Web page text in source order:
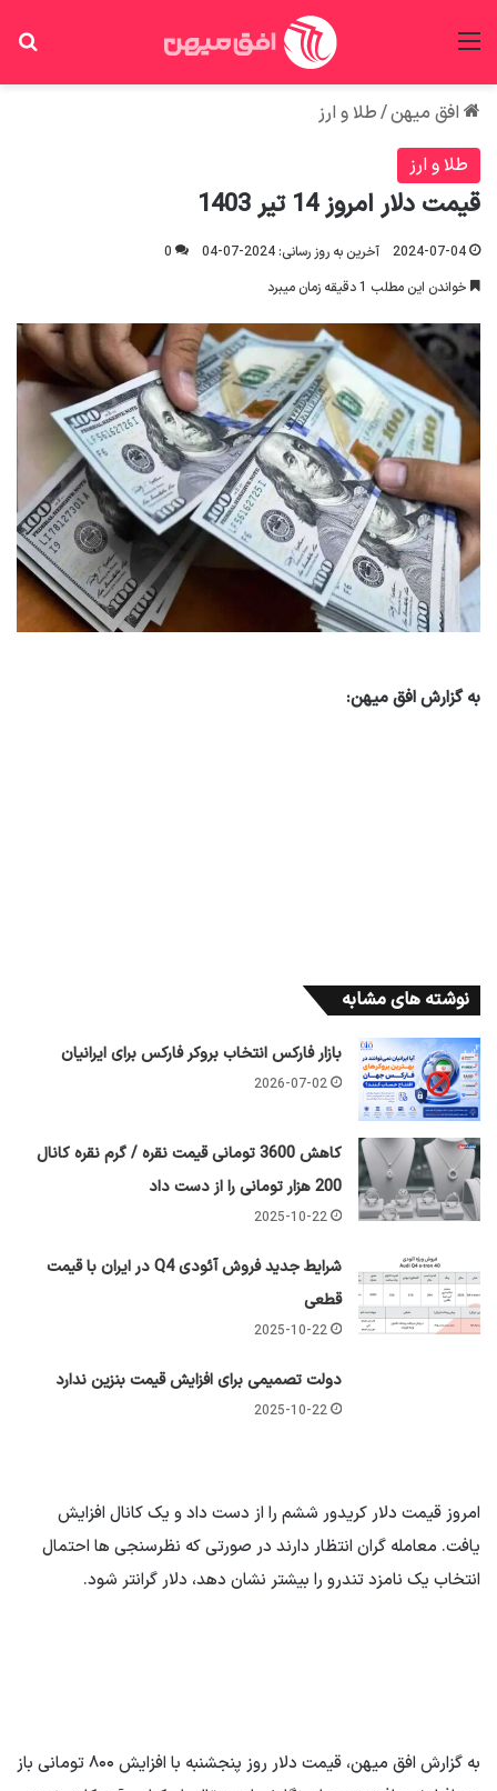
افق میهن/طلا و ارز
طلا و ارز
قیمت دلار امروز 14 تیر 1403
2024-07-04 آخرین به روز رسانی: 2024-07-04
0
خواندن این مطلب 1 دقیقه زمان میبرد
به گزارش افق میهن:
نوشته های مشابه
بازار فارکس انتخاب بروکر فارکس برای ایرانیان
2026-07-02
کاهش 3600 تومانی قیمت نقره / گرم نقره کانال
200 هزار تومانی را از دست داد
2025-10-22
شرایط جدید فروش آئودی Q4 در ایران با قیمت
قطعی
2025-10-22
دولت تصمیمی برای افزایش قیمت بنزین ندارد
2025-10-22
امروز قیمت دلار کریدور ششم را از دست داد و یک کانال افزایش
یافت. معامله گران انتظار دارند در صورتی که نظرسنجی ها احتمال
انتخاب یک نامزد تندرو را بیشتر نشان دهد، دلار گرانتر شود.
به گزارش افق میهن، قیمت دلار روز پنجشنبه با افزایش ۸۰۰ تومانی باز